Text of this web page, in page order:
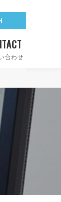
合わせ